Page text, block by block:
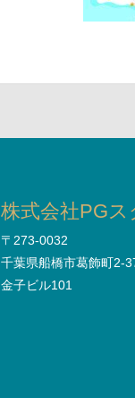
株式会社PGス
〒273-0032
千葉県船橋市葛飾町2-
金子ビル101